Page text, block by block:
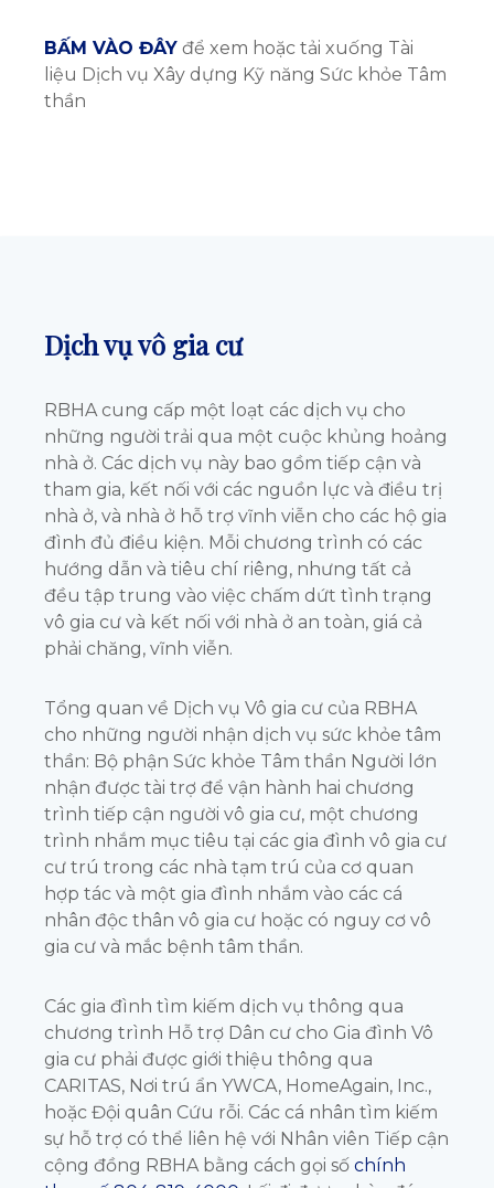
BẤM VÀO ĐÂY để xem hoặc tải xuống Tài
liệu Dịch vụ Xây dựng Kỹ năng Sức khỏe Tâm
thần
Dịch vụ vô gia cư
RBHA cung cấp một loạt các dịch vụ cho
những người trải qua một cuộc khủng hoảng
nhà ở. Các dịch vụ này bao gồm tiếp cận và
tham gia, kết nối với các nguồn lực và điều trị
nhà ở, và nhà ở hỗ trợ vĩnh viễn cho các hộ gia
đình đủ điều kiện. Mỗi chương trình có các
hướng dẫn và tiêu chí riêng, nhưng tất cả
đều tập trung vào việc chấm dứt tình trạng
vô gia cư và kết nối với nhà ở an toàn, giá cả
phải chăng, vĩnh viễn.
Tổng quan về Dịch vụ Vô gia cư của RBHA
cho những người nhận dịch vụ sức khỏe tâm
thần: Bộ phận Sức khỏe Tâm thần Người lớn
nhận được tài trợ để vận hành hai chương
trình tiếp cận người vô gia cư, một chương
trình nhắm mục tiêu tại các gia đình vô gia cư
cư trú trong các nhà tạm trú của cơ quan
hợp tác và một gia đình nhắm vào các cá
nhân độc thân vô gia cư hoặc có nguy cơ vô
gia cư và mắc bệnh tâm thần.
Các gia đình tìm kiếm dịch vụ thông qua
chương trình Hỗ trợ Dân cư cho Gia đình Vô
gia cư phải được giới thiệu thông qua
CARITAS, Nơi trú ẩn YWCA, HomeAgain, Inc.,
hoặc Đội quân Cứu rỗi. Các cá nhân tìm kiếm
sự hỗ trợ có thể liên hệ với Nhân viên Tiếp cận
cộng đồng RBHA bằng cách gọi số chính